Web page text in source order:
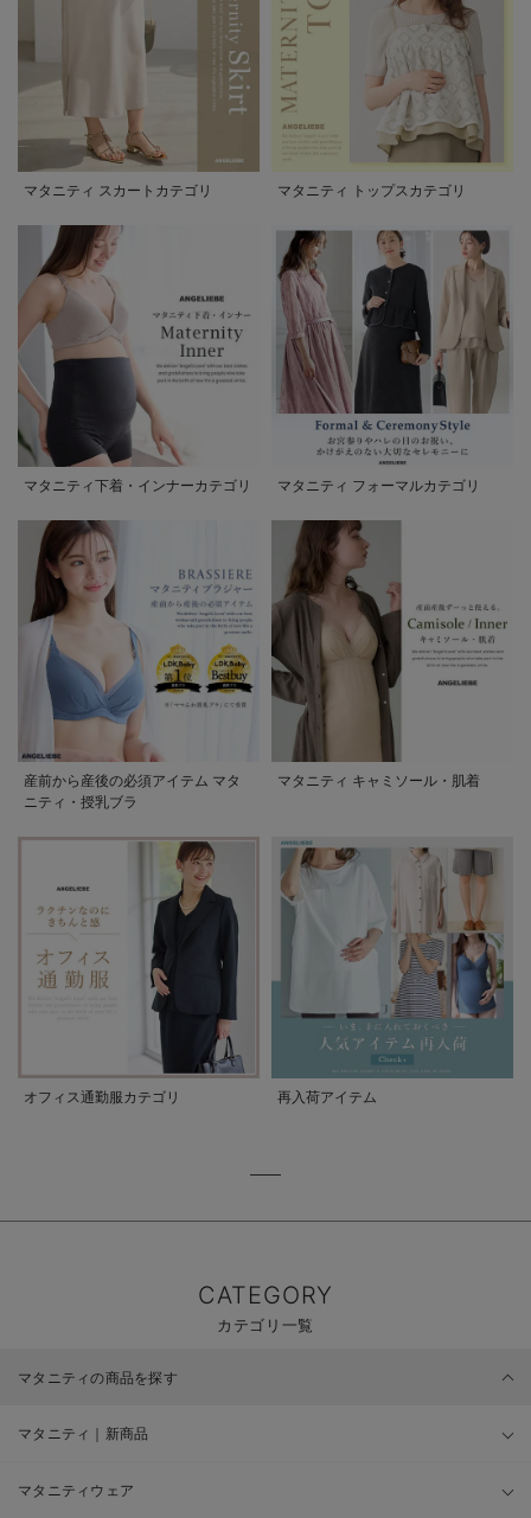
マタニティ スカートカテゴリ マタニティ トップスカテゴリ
マタニティ下着・インナーカテゴリ マタニティ フォーマルカテゴリ
産前から産後の必須アイテム マタ
ニティ・授乳ブラ
マタニティ キャミソール・肌着
オフィス通勤服カテゴリ 再入荷アイテム
CATEGORY
カテゴリ一覧
マタニティの商品を探す
マタニティ｜新商品
マタニティウェア